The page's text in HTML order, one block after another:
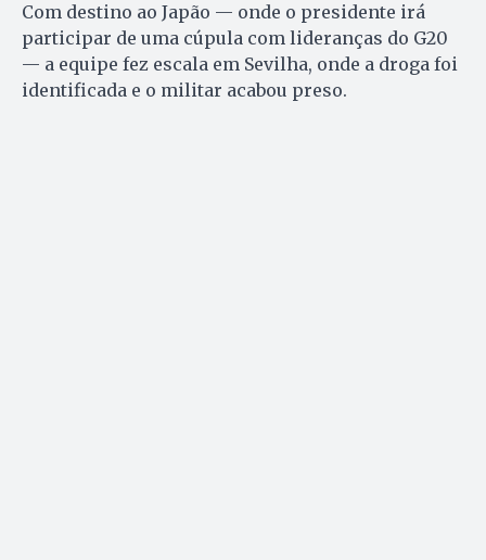
Com destino ao Japão — onde o presidente irá
participar de uma cúpula com lideranças do G20
— a equipe fez escala em Sevilha, onde a droga foi
identificada e o militar acabou preso.